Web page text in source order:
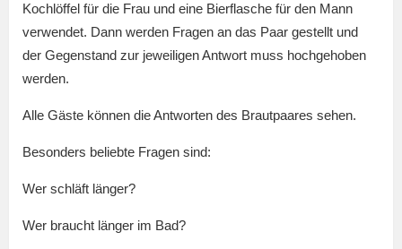
Kochlöffel für die Frau und eine Bierflasche für den Mann
verwendet. Dann werden Fragen an das Paar gestellt und
der Gegenstand zur jeweiligen Antwort muss hochgehoben
werden.
Alle Gäste können die Antworten des Brautpaares sehen.
Besonders beliebte Fragen sind:
Wer schläft länger?
Wer braucht länger im Bad?